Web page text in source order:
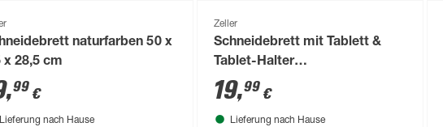
naturfarben 50 x
x 28,5 cm
,99 €
Lieferung nach Hause
Zeller
Schneidebrett mit Tablett &
Tablet-Halter
Bambus/Kunststoff 40 x 5,2 x
26,5 cm
19,99€
Lieferung nach Hause